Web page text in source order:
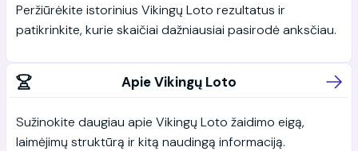
Peržiūrėkite istorinius Vikingų Loto rezultatus ir
patikrinkite, kurie skaičiai dažniausiai pasirodė anksčiau.
Apie Vikingų Loto
Sužinokite daugiau apie Vikingų Loto žaidimo eigą,
laimėjimų struktūrą ir kitą naudingą informaciją.